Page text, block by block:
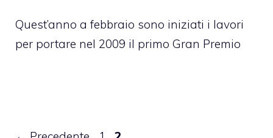
Quest’anno a febbraio sono iniziati i lavori
per portare nel 2009 il primo Gran Premio